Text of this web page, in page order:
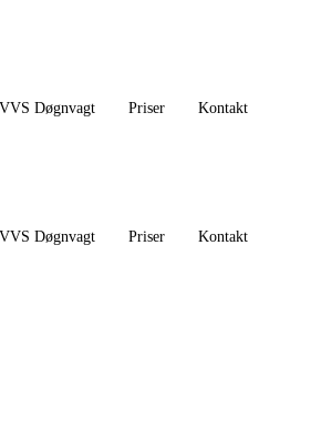
VVS Døgnvagt Priser Kontakt
VVS Døgnvagt Priser Kontakt